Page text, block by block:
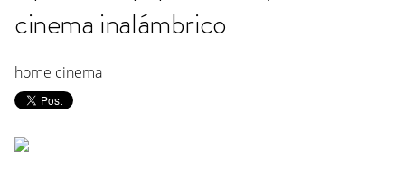
cinema inalámbrico
home cinema